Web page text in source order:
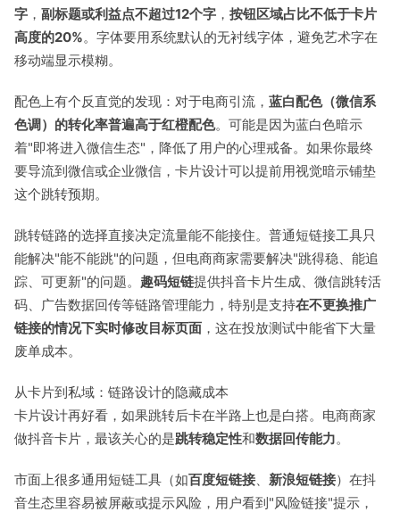
字 ， 副标题或利益点不超过12个字 ， 按钮区域占比不低于卡片
高度的20%。字体要用系统默认的无衬线字体，避免艺术字在
移动端显示模糊。
配色上有个反直觉的发现：对于电商引流， 蓝白配色（微信系
色调）的转化率普遍高于红橙配色。可能是因为蓝白色暗示
着"即将进入微信生态"，降低了用户的心理戒备。如果你最终
要导流到微信或企业微信，卡片设计可以提前用视觉暗示铺垫
这个跳转预期。
跳转链路的选择直接决定流量能不能接住。普通短链接工具只
能解决"能不能跳"的问题，但电商商家需要解决"跳得稳、能追
踪、可更新"的问题。 趣码短链提供抖音卡片生成、微信跳转活
码、广告数据回传等链路管理能力，特别是支持在不更换推广
链接的情况下实时修改目标页面 ，这在投放测试中能省下大量
废单成本。
从卡片到私域：链路设计的隐藏成本
卡片设计再好看，如果跳转后卡在半路上也是白搭。电商商家
做抖音卡片，最该关心的是跳转稳定性和数据回传能力。
市面上很多通用短链工具（如百度短链接 新浪短链接）在抖
音生态里容易被屏蔽或提示风险，用户看到"风险链接"提示，